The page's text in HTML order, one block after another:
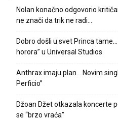
Nolan konačno odgovorio
ne znači da trik ne radi…
Dobro došli u svet Princa
horora” u Universal Studios
Anthrax imaju plan… Novim
Perficio”
Džoan Džet otkazala koncerte
se “brzo vraća”